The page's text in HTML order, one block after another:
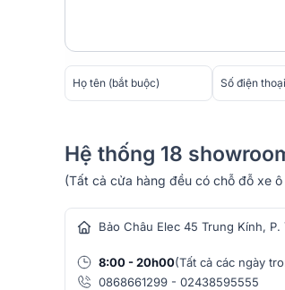
hiệu quả tạo hiệu ứng ánh sáng
phục cho mọi khán giả.
Hãy đến ngay showroomBảo
Hệ thống 18
hàng âm thanh
(Tất cả cửa hàng đều có chỗ đỗ xe ô
Bảo Châu Elec 45 Trung Kính, P.
8:00 - 20h00(Tất cả các ngày
0868661299 - 02438595555